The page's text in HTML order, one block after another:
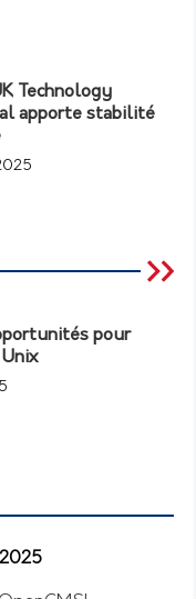
Technology
apporte stabilité
pour
2025